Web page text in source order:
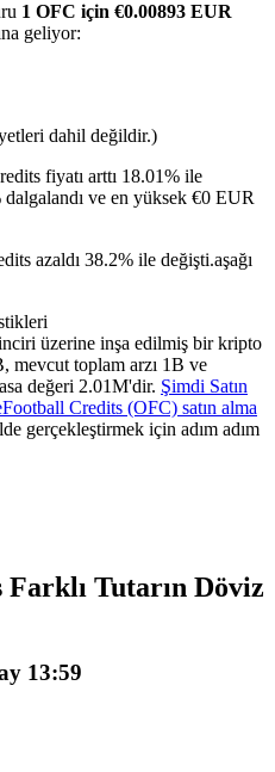
metaller ve emtia türevleri
birleştirin
1 OFC için €0.00893 EUR
geliyor:
dahil değildir.)
fiyatı arttı 18.01% ile
ve en yüksek €0 EUR
azaldı 38.2% ile değişti.aşağı
üzerine inşa edilmiş bir kripto
mevcut toplam arzı 1B ve
değeri 2.01M'dir. Şimdi Satın
Credits (OFC) satın alma
gerçekleştirmek için adım adım
Tutarın Döviz
13:59